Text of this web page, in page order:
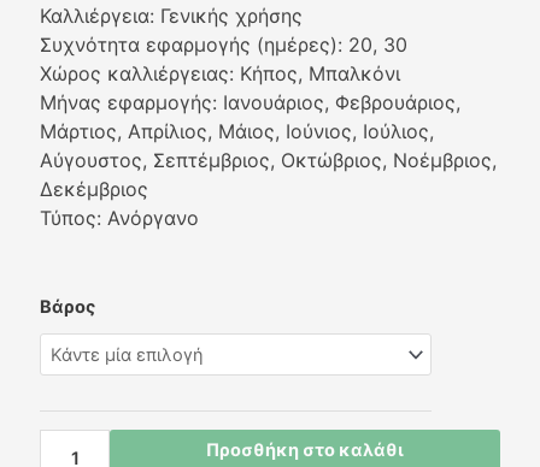
Καλλιέργεια: Γενικής χρήσης
Συχνότητα εφαρμογής (ημέρες): 20, 30
Χώρος καλλιέργειας: Κήπος, Μπαλκόνι
Μήνας εφαρμογής: Ιανουάριος, Φεβρουάριος,
Μάρτιος, Απρίλιος, Μάιος, Ιούνιος, Ιούλιος,
Αύγουστος, Σεπτέμβριος, Οκτώβριος, Νοέμβριος,
Δεκέμβριος
Τύπος: Ανόργανο
Βάρος
ΔΙΑΣ
μπλε
12-
17+2MgO
Κοκκώδες
Προσθήκη στο καλάθι